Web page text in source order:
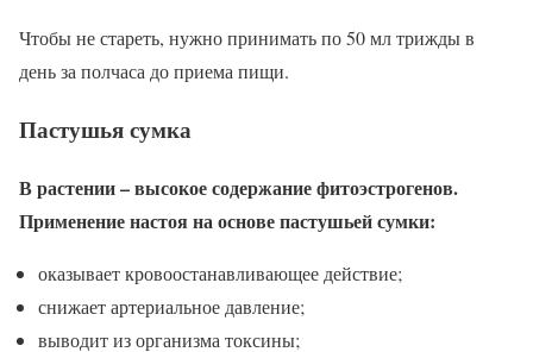
Чтобы не стареть, нужно принимать по 50 мл трижды в
день за полчаса до приема пищи.
Пастушья сумка
В растении – высокое содержание фитоэстрогенов.
Применение настоя на основе пастушьей сумки:
оказывает кровоостанавливающее действие;
снижает артериальное давление;
выводит из организма токсины;